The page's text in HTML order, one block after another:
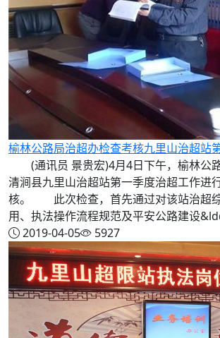
榆林公路局治超办检查考核九里山治超站
(通讯员 景贵宏)4月4日下午，榆林公
清涧县九里山治超站第一季度治超工作进
核。 此次检查，首先通过对该站治超
用、执法操作流程规范及平安公路建设
2019-04-05
5927